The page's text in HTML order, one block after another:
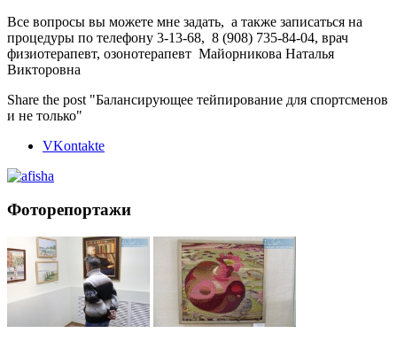
Все вопросы вы можете мне задать, а также записаться на
процедуры по телефону 3-13-68, 8 (908) 735-84-04, врач
физиотерапевт, озонотерапевт Майорникова Наталья
Викторовна
Share the post "Балансирующее тейпирование для спортсменов
и не только"
VKontakte
Фоторепортажи